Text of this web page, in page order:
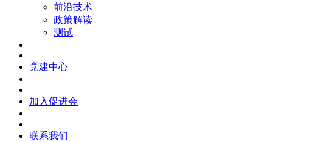
前沿技术
政策解读
测试
党建中心
加入促进会
联系我们